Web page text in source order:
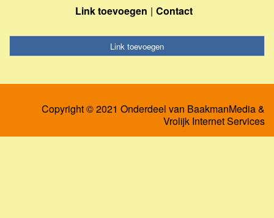
Link toevoegen Contact
Link toevoegen
Copyright © 2021 Onderdeel van BaakmanMedia&
Vrolijk Internet Services